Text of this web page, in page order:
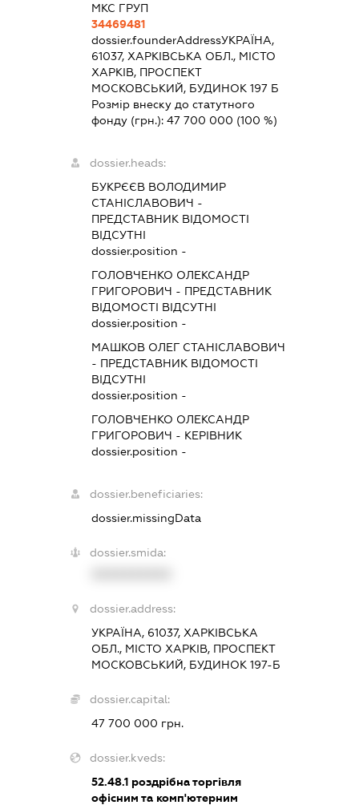
МКС ГРУП
34469481
dossier.founderAddressУКРАЇНА,
61037, ХАРКІВСЬКА ОБЛ., МІСТО
ХАРКІВ, ПРОСПЕКТ
МОСКОВСЬКИЙ, БУДИНОК 197 Б
Розмір внеску до статутного
фонду (грн.): 47 700 000 (100 %)
dossier.heads:
БУКРЄЄВ ВОЛОДИМИР
СТАНІСЛАВОВИЧ -
ПРЕДСТАВНИК ВІДОМОСТІ
ВІДСУТНІ
dossier.position -
ГОЛОВЧЕНКО ОЛЕКСАНДР
ГРИГОРОВИЧ - ПРЕДСТАВНИК
ВІДОМОСТІ ВІДСУТНІ
dossier.position -
МАШКОВ ОЛЕГ СТАНІСЛАВОВИЧ
- ПРЕДСТАВНИК ВІДОМОСТІ
ВІДСУТНІ
dossier.position -
ГОЛОВЧЕНКО ОЛЕКСАНДР
ГРИГОРОВИЧ - КЕРІВНИК
dossier.position -
dossier.beneficiaries:
dossier.missingData
dossier.smida:
dossier.address:
УКРАЇНА, 61037, ХАРКІВСЬКА
ОБЛ., МІСТО ХАРКІВ, ПРОСПЕКТ
МОСКОВСЬКИЙ, БУДИНОК 197-Б
dossier.capital:
47 700 000 грн.
dossier.kveds:
52.48.1роздрібна торгівля
офісним та комп'ютерним